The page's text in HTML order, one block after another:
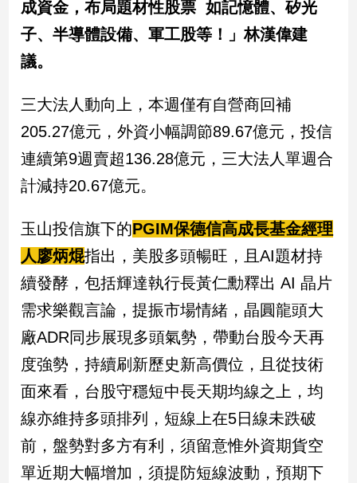
娛
樂
樂
聞
流
行/
時
追
星
生
活
建
築/
室
內
計
旅
成資金，布局題材性股票 如記憶體、矽光
子、半導體設備、軍工股等！」林漢偉建
議。
三大法人動向上，本週僅有自營商回補
205.27億元，外資小幅調節89.67億元，投信
連續第9週賣超136.28億元，三大法人單週合
計減持20.67億元。
玉山投信旗下的PGIM保德信高成長基金經理
人廖炳焜指出，美股多頭暢旺，且AI題材持
續發酵，包括輝達執行長黃仁勳釋出 AI 晶片
需求樂觀言論，提振市場情緒，晶圓龍頭大
廠ADR同步展現多頭氣勢，帶動台股今天再
度強勢，持續刷新歷史新高價位，且從技術
面來看，台股守穩短中長天期均線之上，均
線亦維持多頭排列，短線上在5日線未跌破
前，盤勢對多方有利，須留意惟外資期貨空
單近期大幅增加，須提防短線波動，預期下